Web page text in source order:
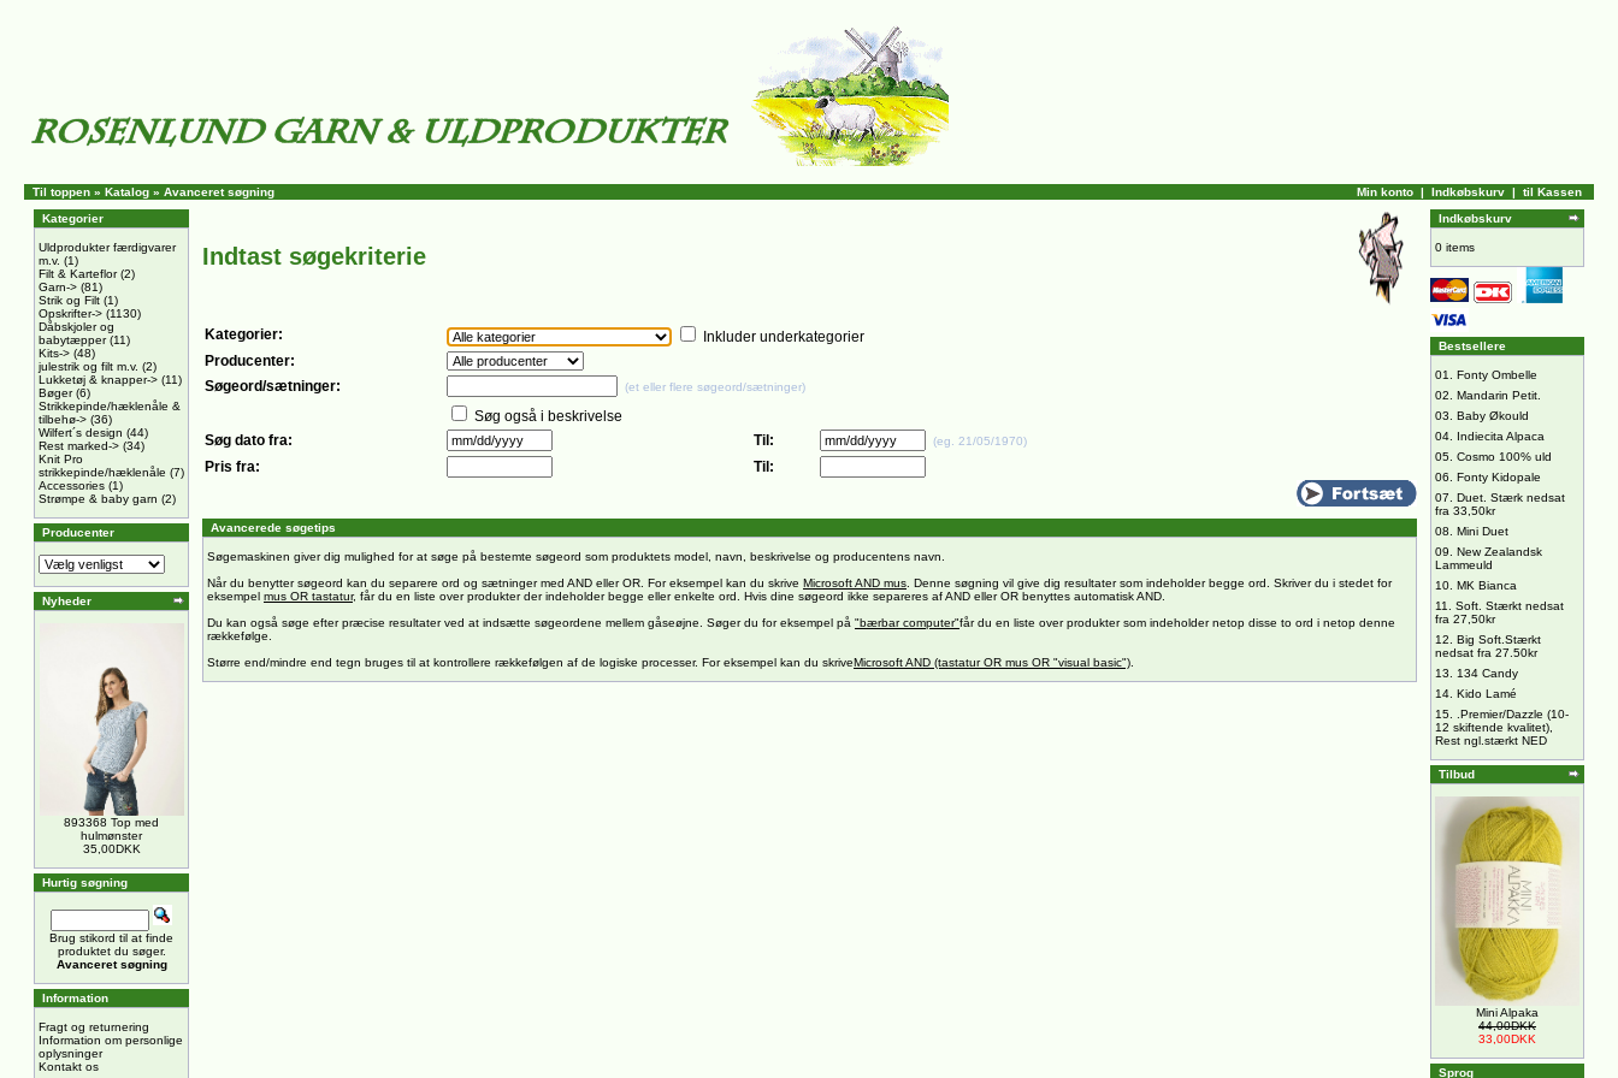
Til toppen » Katalog » Avanceret søgning Min konto | Indkøbskurv | til Kassen
Kategorier
Uldprodukter færdigvarer
m.v. (1)
Filt & Karteflor(2)
Garn-> (81)
Strik og Filt (1)
Opskrifter-> (1130)
Dåbskjoler og
babytæpper(11)
Kits-> (48)
julestrik og filt m.v. (2)
Lukketøj & knapper-> (11)
Bøger(6)
Strikkepinde/hæklenåle &
tilbehø-> (36)
Wilfert´s design (44)
Rest marked-> (34)
Knit Pro
strikkepinde/hæklenåle (7)
Accessories (1)
Strømpe & baby garn (2)
Producenter
Nyheder
893368 Top med
hulmønster
35,00DKK
Hurtig søgning
Brug stikord til at finde
produktet du søger.
Avanceret søgning
Information
Fragt og returnering
Information om personlige
oplysninger
Kontakt os
Indtast søgekriterie
Kategorier:
Inkluder underkategorier
Producenter:
Søgeord/sætninger:
(et eller flere søgeord/sætninger)
Søg også i beskrivelse
Søg dato fra:
Til: (eg. 21/05/1970)
Pris fra: Til:
Avancerede søgetips
Søgemaskinen giver dig mulighed for at søge på bestemte søgeord som produktets model, navn, beskrivelse og producentens navn.
Når du benytter søgeord kan du separere ord og sætninger med AND eller OR. For eksempel kan du skrive Microsoft AND mus . Denne søgning vil give dig resultater som indeholder begge ord. Skriver du i stedet for
eksempel mus OR tastatur, får du en liste over produkter der indeholder begge eller enkelte ord. Hvis dine søgeord ikke separeres af AND eller OR benyttes automatisk AND.
Du kan også søge efter præcise resultater ved at indsætte søgeordene mellem gåseøjne. Søger du for eksempel på "bærbar computer"får du en liste over produkter som indeholder netop disse to ord i netop denne
rækkefølge.
Større end/mindre end tegn bruges til at kontrollere rækkefølgen af de logiske processer. For eksempel kan du skriveMicrosoft AND (tastatur OR mus OR "visual basic")
Indkøbskurv
0 items
Bestsellere
01. Fonty Ombelle
02. Mandarin Petit.
03. Baby Økould
04. Indiecita Alpaca
05. Cosmo 100% uld
06. Fonty Kidopale
07. Duet. Stærk nedsat
fra 33,50kr
08. Mini Duet
09. New Zealandsk
Lammeuld
10. MK Bianca
11. Soft. Stærkt nedsat
fra 27,50kr
12. Big Soft.Stærkt
nedsat fra 27.50kr
13. 134 Candy
14. Kido Lamé
15.
.Premier/Dazzle (10-
12 skiftende kvalitet),
Rest ngl.stærkt NED
Tilbud
Mini Alpaka
44,00DKK
33,00DKK
Sprog